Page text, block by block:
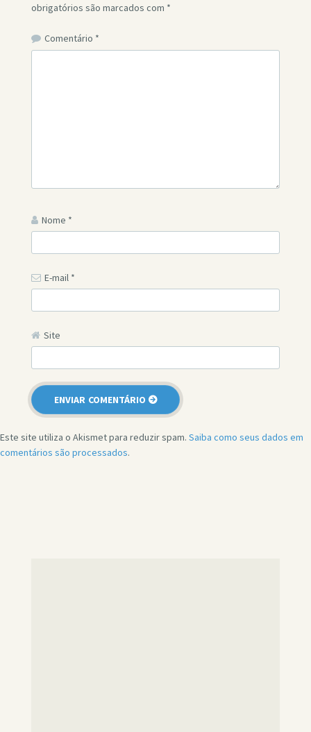
obrigatórios são marcados com *
Comentário *
Nome *
E-mail *
Site
Este site utiliza o Akismet para reduzir spam. Saiba como seus dados em
comentários são processados.